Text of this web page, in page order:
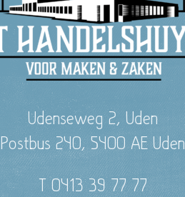
Udenseweg 2, Uden
Postbus 240, 5400 AE Uden
T 0413 39 77 77